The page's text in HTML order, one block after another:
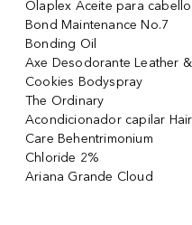
Olaplex Aceite para cabello
Bond Maintenance No.7
Bonding Oil
Axe Desodorante Leather &
Cookies Bodyspray
The Ordinary
Acondicionador capilar Hair
Care Behentrimonium
Chloride 2%
Ariana Grande Cloud